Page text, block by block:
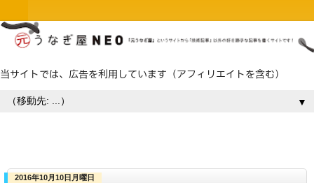
当サイトでは、広告を利用しています（アフィリエイトを含む）
▼
2016年10月10日月曜日